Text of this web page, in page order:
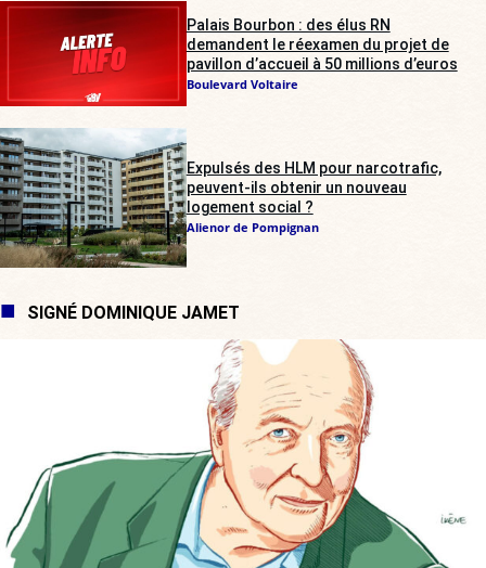
Palais Bourbon : des élus RN
demandent le réexamen du projet de
pavillon d’accueil à 50 millions d’euros
Boulevard Voltaire
Expulsés des HLM pour narcotrafic,
peuvent-ils obtenir un nouveau
logement social ?
Alienor de Pompignan
SIGNÉ DOMINIQUE JAMET